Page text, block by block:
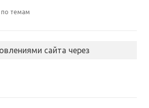
по темам
сайта через